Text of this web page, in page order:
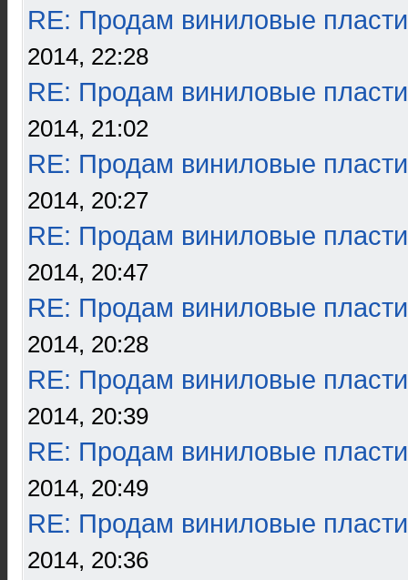
RE: Продам виниловые
2014, 22:28
RE: Продам виниловые
2014, 21:02
RE: Продам виниловые
2014, 20:27
RE: Продам виниловые
2014, 20:47
RE: Продам виниловые
2014, 20:28
RE: Продам виниловые
2014, 20:39
RE: Продам виниловые
2014, 20:49
RE: Продам виниловые
2014, 20:36